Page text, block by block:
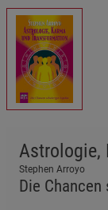
Astrologie,
Stephen Arroyo
Die